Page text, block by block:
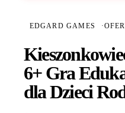
EDGARD GAMES ·
6+ Gra
dla Dzieci